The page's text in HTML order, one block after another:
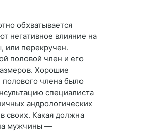
обхватывается
негативное влияние на
или перекручен.
половой член и его
Хорошие
члена было
специалиста
андрологических
своих. Какая должна
мужчины —